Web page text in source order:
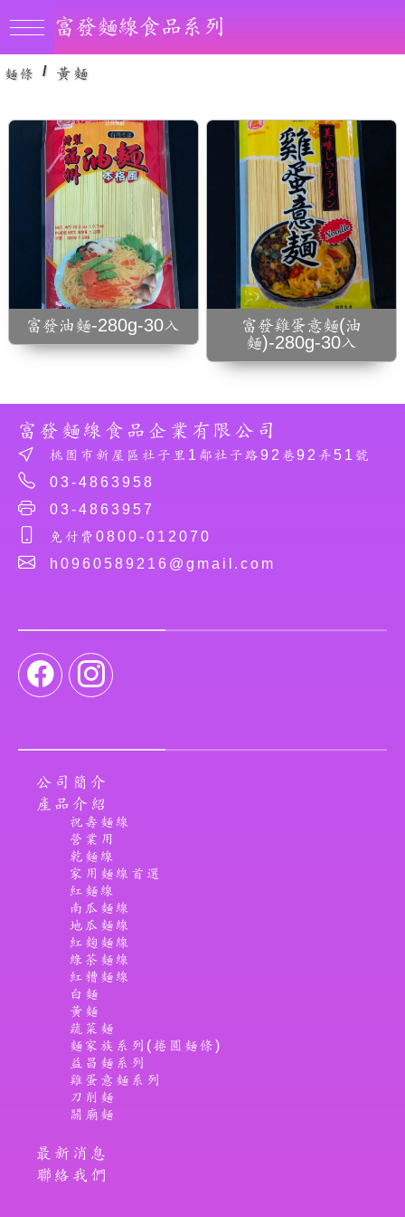
麵條 / 黃麵
富發油麵-280g-30入
用黃色色素4號、無
防腐劑
富發雞蛋意麵(油
麵)-280g-30入
富發麵線食品企業有限公司
桃園市新屋區社子里1鄰社子路92巷92弄51號
03-4863958
03-4863957
免付費0800-012070
h0960589216@gmail.com
公司簡介
產品介紹
祝壽麵線
營業用
乾麵線
家用麵線首選
紅麵線
南瓜麵線
地瓜麵線
紅麴麵線
綠茶麵線
紅糟麵線
白麵
黃麵
蔬菜麵
麵家族系列(捲圓麵條)
益昌麵系列
雞蛋意麵系列
刀削麵
關廟麵
最新消息
聯絡我們
富發麵線食品系列